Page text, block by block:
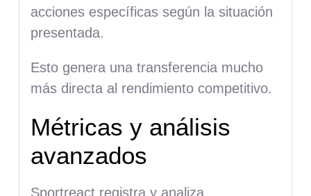
acciones específicas según la situación
presentada.
Esto genera una transferencia mucho
más directa al rendimiento competitivo.
Métricas y análisis
avanzados
Sportreact registra y analiza